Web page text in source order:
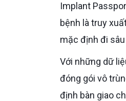
Implant
bệnh là truy
mặc định đi
Với những dữ liệu sâu hơn như “lô titanium nguyên liệu”, “nhà máy nào xử lý bề mặt”, hay “dây chuyền
đóng gói vô
định bàn giao